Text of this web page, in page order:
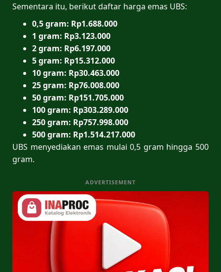
Sementara itu, berikut daftar harga emas UBS:
0,5 gram: Rp1.688.000
1 gram: Rp3.123.000
2 gram: Rp6.197.000
5 gram: Rp15.312.000
10 gram: Rp30.463.000
25 gram: Rp76.008.000
50 gram: Rp151.705.000
100 gram: Rp303.289.000
250 gram: Rp757.998.000
500 gram: Rp1.514.217.000
UBS menyediakan emas mulai 0,5 gram hingga 500
gram.
ADVERTISEMENT